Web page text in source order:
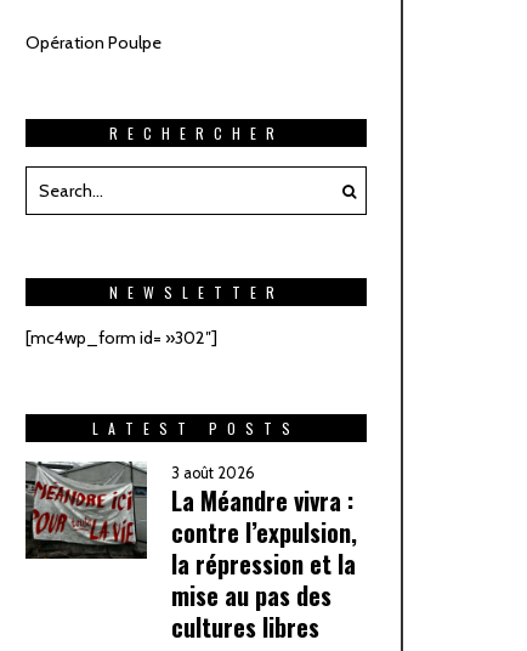
Opération Poulpe
RECHERCHER
NEWSLETTER
[mc4wp_form id= »302″]
LATEST POSTS
3 août 2026
La Méandre vivra :
contre l’expulsion,
la répression et la
mise au pas des
cultures libres